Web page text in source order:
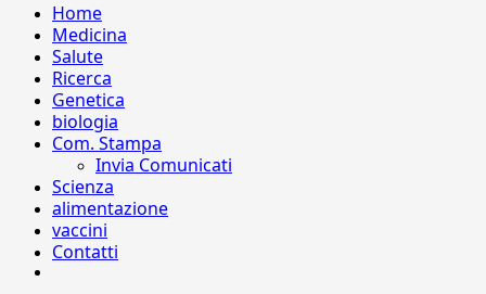
Home
Medicina
Salute
Ricerca
Genetica
biologia
Com. Stampa
Invia Comunicati
Scienza
alimentazione
vaccini
Contatti